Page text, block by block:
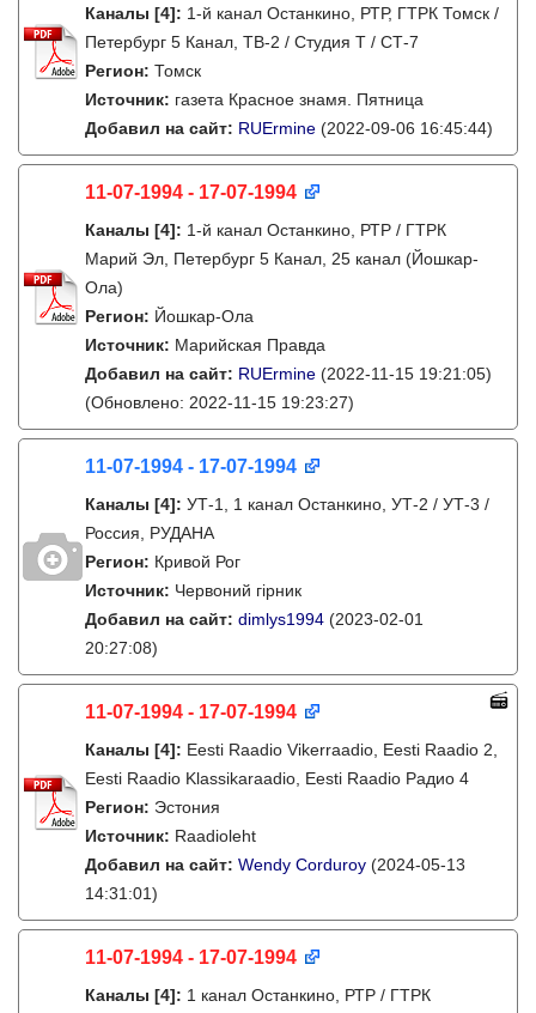
Каналы [4]: 1-й канал Останкино, РТР, ГТРК Томск /
Петербург 5 Канал, ТВ-2 / Студия Т / СТ-7
Регион: Томск
Источник: газета Красное знамя. Пятница
Добавил на сайт: RUErmine (2022-09-06 16:45:44)
11-07-1994 - 17-07-1994
Каналы [4]: 1-й канал Останкино, РТР / ГТРК
Марий Эл, Петербург 5 Канал, 25 канал (Йошкар-
Ола)
Регион: Йошкар-Ола
Источник: Марийская Правда
Добавил на сайт: RUErmine (2022-11-15 19:21:05)
(Обновлено: 2022-11-15 19:23:27)
11-07-1994 - 17-07-1994
Каналы [4]: УТ-1, 1 канал Останкино, УТ-2 / УТ-3 /
Россия, РУДАНА
Регион: Кривой Рог
Источник: Червоний гірник
Добавил на сайт: dimlys1994 (2023-02-01
20:27:08)
11-07-1994 - 17-07-1994
Каналы [4]: Eesti Raadio Vikerraadio, Eesti Raadio 2,
Eesti Raadio Klassikaraadio, Eesti Raadio Радио 4
Регион: Эстония
Источник: Raadioleht
Добавил на сайт: Wendy Corduroy (2024-05-13
14:31:01)
11-07-1994 - 17-07-1994
Каналы [4]: 1 канал Останкино, РТР / ГТРК